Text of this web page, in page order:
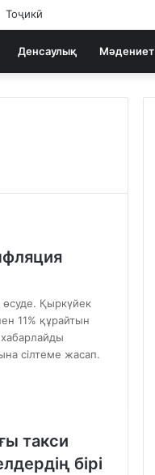
Тоҷикӣ
Денсаулық Мәдениет
Қыркүйек
11% құрайтын
сілтеме жасап.
такси
бірі